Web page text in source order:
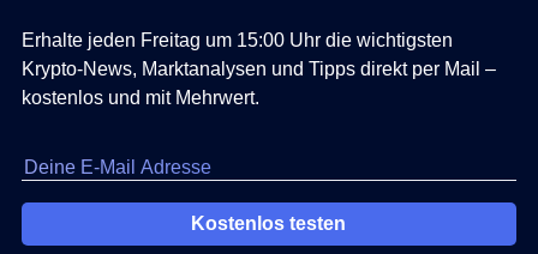
Erhalte jeden Freitag um 15:00 Uhr die wichtigsten
Krypto-News, Marktanalysen und Tipps direkt per Mail –
kostenlos und mit Mehrwert.
Kostenlos testen